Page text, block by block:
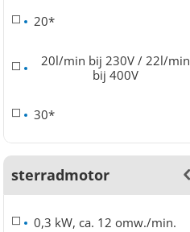
20*
20l/min bij 230V / 22l/min
bij 400V
30*
sterradmotor
0,3 kW, ca. 12 omw./min.